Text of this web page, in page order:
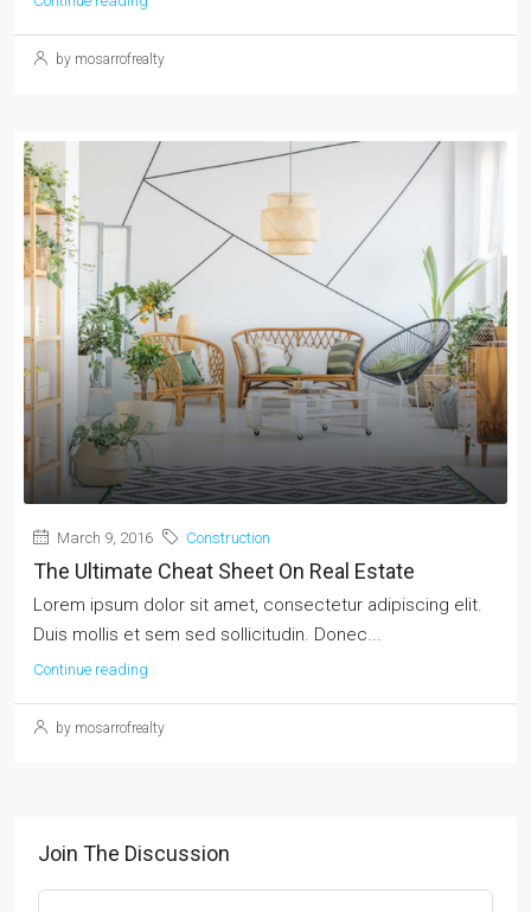
by mosarrofrealty
March 9, 2016 Construction
The Ultimate Cheat Sheet On Real Estate
Lorem ipsum dolor sit amet, consectetur adipiscing elit.
Duis mollis et sem sed sollicitudin. Donec...
Continue reading
by mosarrofrealty
Join The Discussion